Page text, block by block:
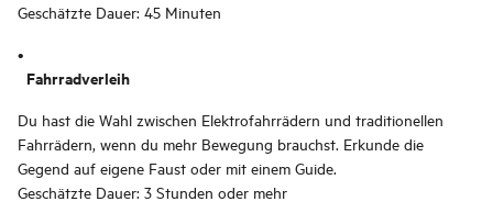
Geschätzte Dauer: 45 Minuten
Fahrradverleih
Du hast die Wahl zwischen Elektrofahrrädern und traditionellen
Fahrrädern, wenn du mehr Bewegung brauchst. Erkunde die
Gegend auf eigene Faust oder mit einem Guide.
Geschätzte Dauer: 3 Stunden oder mehr